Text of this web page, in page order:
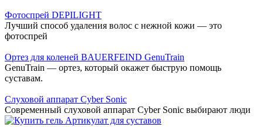
Фотоспрей DEPILIGHT
Лучший способ удаления волос с нежной кожи — это
фотоспрей
Ортез для коленей BAUERFEIND GenuTrain
GenuTrain — ортез, который окажет быструю помощь
суставам.
Слуховой аппарат Cyber Sonic
Современный слуховой аппарат Cyber Sonic выбирают люди